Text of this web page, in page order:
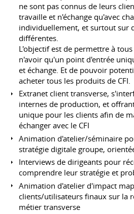
ne sont pas connus de leurs
travaille et n'échange qu'avec
individuellement, et surtout sur
différentes.
L'objectif est de permettre à tous
n'avoir qu'un point d'entrée
et échange. Et de pouvoir
acheter tous les produits de CFI.
Extranet client transverse,
internes de production, et
unique pour les clients afin de
échanger avec le CFI
Animation d'atelier/séminaire
stratégie digitale groupe,
Interviews de dirigeants pour
comprendre leur stratégie et
Animation d'atelier d'impact
clients/utilisateurs finaux sur la
métier transverse